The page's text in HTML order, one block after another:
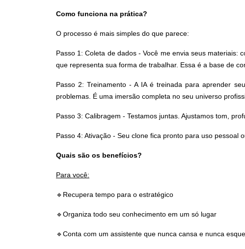
Como funciona na prática?
O processo é mais simples do que parece:
Passo 1: Coleta de dados -Você me envia seus materiais:
que representa sua forma de trabalhar. Essa é a base de
Passo 2: Treinamento -A IA é treinada para aprender
problemas. É uma imersão completa no seu universo
Passo 3: Calibragem - Testamos juntas. Ajustamos tom,
Passo 4: Ativação - Seu clone fica pronto para uso pessoal
Quais são os benefícios?
Para você:
🔹 Recupera tempo para o estratégico
🔹Organiza todo seu conhecimento em um só lugar
🔹Conta com um assistente que nunca cansa e nunca